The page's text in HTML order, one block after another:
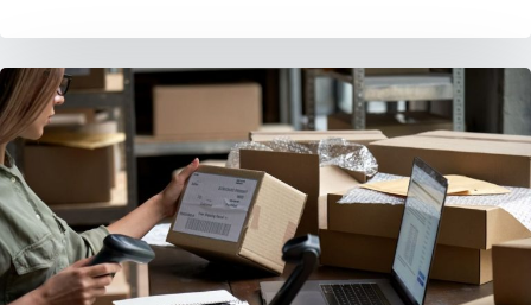
Come
funziona
la
spedizione
assicurata
perchè
è
utile